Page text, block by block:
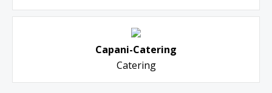
Capani-Catering
Catering